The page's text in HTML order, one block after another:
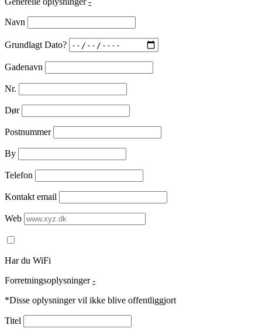
Navn
Grundlagt Dato?
Gadenavn
Nr.
Dør
Postnummer
By
Telefon
Kontakt email
Web
Har du WiFi
Forretningsoplysninger -
*Disse oplysninger vil ikke blive offentliggjort
Titel